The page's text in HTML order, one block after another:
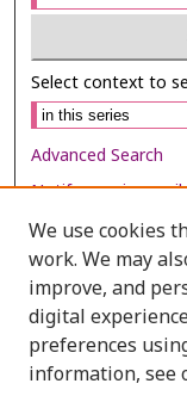
Select context to
Advanced Search
Notify me via
Browse
Collections
Disciplines
Authors
We use cookies
work. We may
improve, and
digital
preferences
information, see